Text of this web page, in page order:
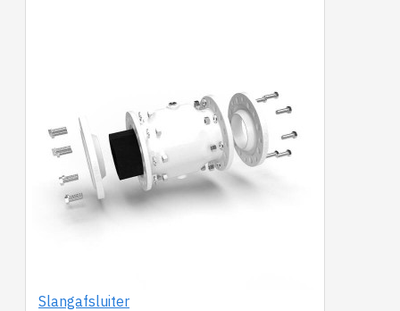
Slangafsluiter